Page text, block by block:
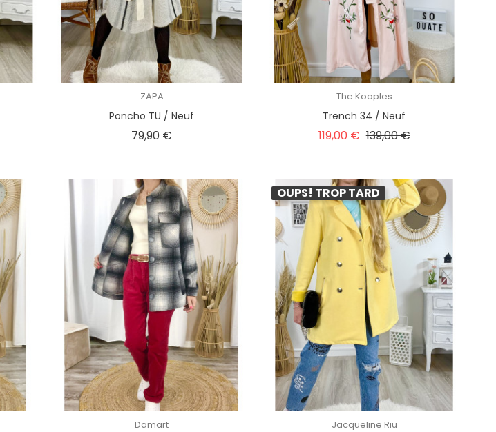
ZAPA
Poncho TU / Neuf
79,90 €
The Kooples
Trench 34 / Neuf
119,00 € Prix habituel
139,00 €Prix
Damart
OUPS! TROP TARD
Jacqueline Riu